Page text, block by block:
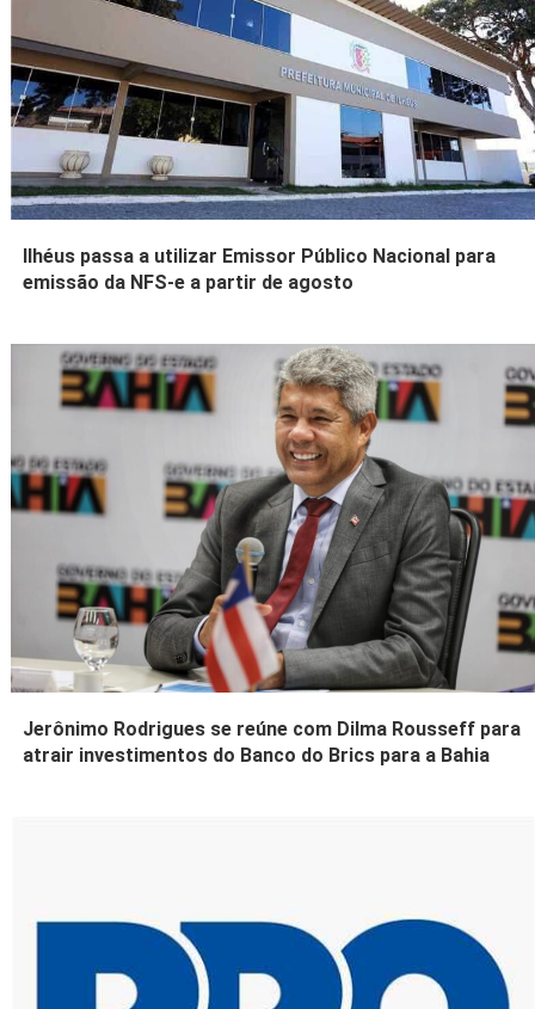
Ilhéus passa a utilizar Emissor Público Nacional para
emissão da NFS-e a partir de agosto
Jerônimo Rodrigues se reúne com Dilma Rousseff para
atrair investimentos do Banco do Brics para a Bahia